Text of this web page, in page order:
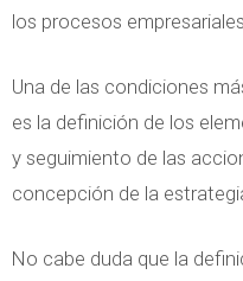
los procesos
Una de las condiciones
es la definición de los
y seguimiento de las
concepción de la
No cabe duda que la